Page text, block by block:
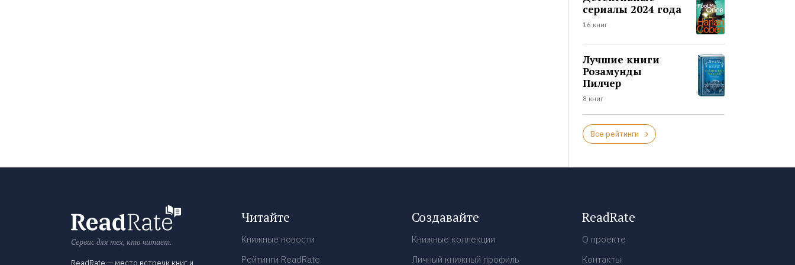
сериалы 2024 года
16 книг
Лучшие книги
Розамунды
Пилчер
8 книг
Все рейтинги
Сервис для тех, кто читает.
ReadRate — место встречи книг и
Читайте
Книжные новости
Рейтинги ReadRate
Создавайте
Книжные коллекции
Личный книжный профиль
ReadRate
О проекте
Контакты